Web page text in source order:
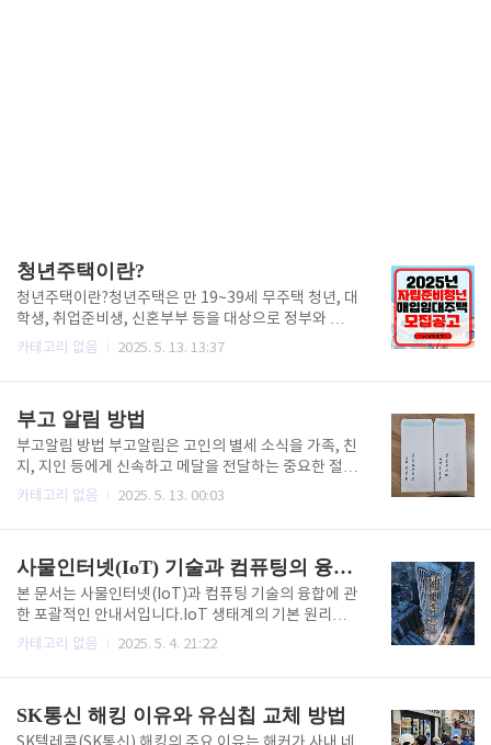
청년주택이란?
청년주택이란?청년주택은 만 19~39세 무주택 청년, 대
학생, 취업준비생, 신혼부부 등을 대상으로 정부와 지방
자치단체, 공공기관이시세보다 저렴한 임대료로 공급
격1. 공공임대주택(청년안심주택, 역세권 청년주택, 행
복주택 등)대상: 만 19~39세 무주택 청년(대학생, 취업
준비생, 신혼부부 포함)소득/자산 기준:1인 가구 기준
중위소득 100% 이하(신혼부부는 120% 이하)총자산
2억 9,900만 원 이하(신혼부부는 3억 6,100만 원 이
카테고리 없음 2025. 5. 13. 13:37
부고 알림 방법
부고알림 방법 부고알림은 고인의 별세 소식을 가족, 친
지, 지인 등에게 신속하고 메달을 전달하는 중요한 절차
입니다.최근에는 모바일과 온라인 서비스를 활용한 다
개별적으로 또는 수행해야 합니다 .카카오톡 등 벨트카
카오톡, 네이버 밴드 등의 벨트를 통해 부고알림을 보내
실 수 있습니다.채팅방이나 1:1 메시지, 모바일 부고장
그룹 링크 공유와 같은 다양한 방식이 있습니다 .모바일
부고장 서비스예지부고, 프리부고, 카카오부고, 우리부
니다.별도의 회원..
카테고리 없음 2025. 5. 13. 00:03
사물인터넷(IoT) 기술과 컴퓨팅의 융합: 미래를 위한 기술 안내서
본 문서는 사물인터넷(IoT)과 컴퓨팅 기술의 융합에 관
한 포괄적인 안내서입니다.IoT 생태계의 기본 원리부
터 최신 기술 동향, 산업별 응용 사례, 구현 방법론, 보안
리했습니다.IoT와 컴퓨팅 기술의 기본 개념사물인터넷
(IoT)은 인터넷을 통해 연결되어 데이터를 수집, 교환
카테고리 없음 2025. 5. 4. 21:22
SK통신 해킹 이유와 유심칩 교체 방법